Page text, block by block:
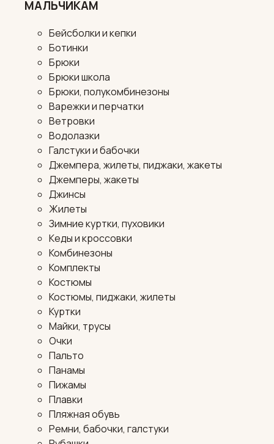
МАЛЬЧИКАМ
Бейсболки и кепки
Ботинки
Брюки
Брюки школа
Брюки, полукомбинезоны
Варежки и перчатки
Ветровки
Водолазки
Галстуки и бабочки
Джемпера, жилеты, пиджаки, жакеты
Джемперы, жакеты
Джинсы
Жилеты
Зимние куртки, пуховики
Кеды и кроссовки
Комбинезоны
Комплекты
Костюмы
Костюмы, пиджаки, жилеты
Куртки
Майки, трусы
Очки
Пальто
Панамы
Пижамы
Плавки
Пляжная обувь
Ремни, бабочки, галстуки